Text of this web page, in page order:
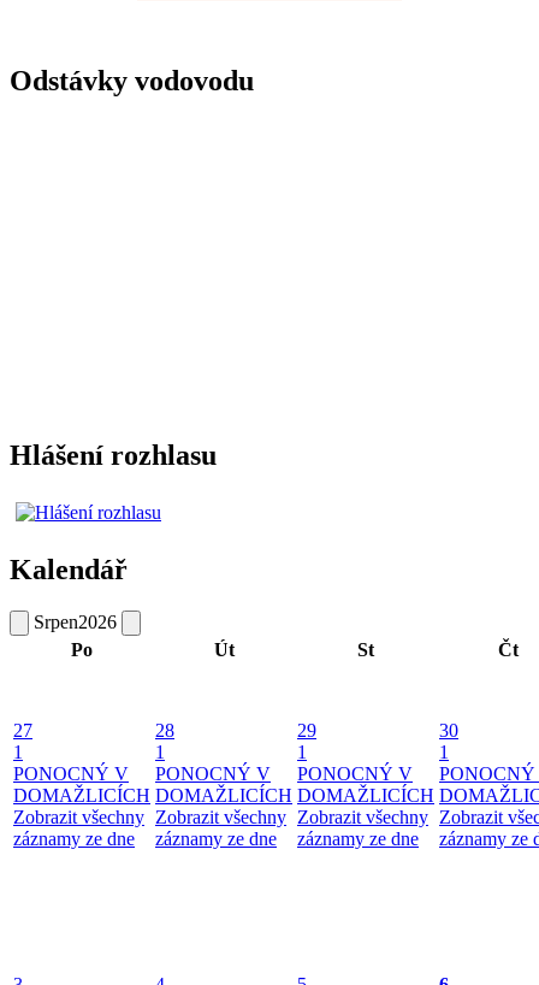
Odstávky vodovodu
Hlášení rozhlasu
Kalendář
Srpen2026
Po
Út St Čt
27
1
PONOCNÝ V
DOMAŽLICÍCH
Zobrazit všechny
záznamy ze dne
28
1
PONOCNÝ V
DOMAŽLICÍCH
Zobrazit všechny
záznamy ze dne
29
1
PONOCNÝ V
DOMAŽLICÍCH
Zobrazit všechny
záznamy ze dne
30
1
Zobrazit
záznamy ze